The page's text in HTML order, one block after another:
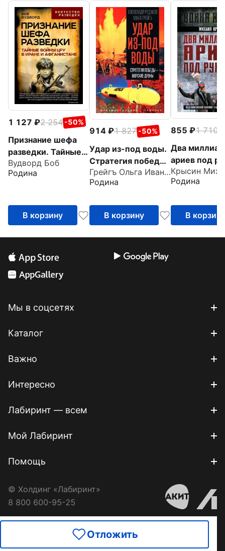
Отложить
1 127 2 254 -50%
Признание шефа
разведки. Тайные
войны ЦРУ в Иране
и Афганистане
Вудворд Боб
Родина
В корзину
914 1 827 -50%
Удар из-под воды.
Стратегия победы
- морские дроны Грейгъ Ольга Ивановна
Родина
В корзину
855 1 710
Два
ариев под
Индо-
конфликт в
1948 годы
Родина
В корзину
Мы в соцсетях
Каталог
Важно
Интересно
Лабиринт — всем
Мой Лабиринт
Помощь
© Холдинг «Лабиринт»
8 800 600-95-25